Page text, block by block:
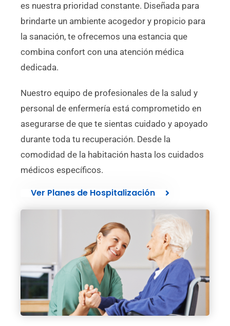
es nuestra prioridad constante. Diseñada para
brindarte un ambiente acogedor y propicio para
la sanación, te ofrecemos una estancia que
combina confort con una atención médica
dedicada.
Nuestro equipo de profesionales de la salud y
personal de enfermería está comprometido en
asegurarse de que te sientas cuidado y apoyado
durante toda tu recuperación. Desde la
comodidad de la habitación hasta los cuidados
médicos específicos.
Ver Planes de Hospitalización